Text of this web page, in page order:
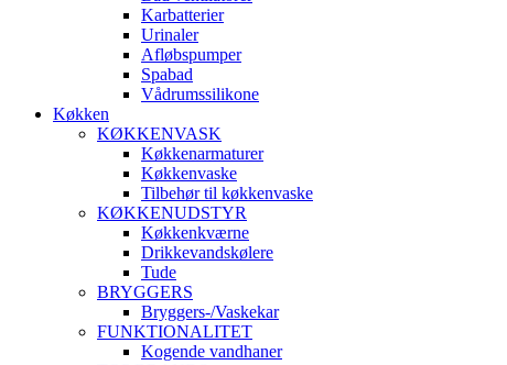
Karbatterier
Urinaler
Afløbspumper
Spabad
Vådrumssilikone
Køkken
KØKKENVASK
Køkkenarmaturer
Køkkenvaske
Tilbehør til køkkenvaske
KØKKENUDSTYR
Køkkenkværne
Drikkevandskølere
Tude
BRYGGERS
Bryggers-/Vaskekar
FUNKTIONALITET
Kogende vandhaner